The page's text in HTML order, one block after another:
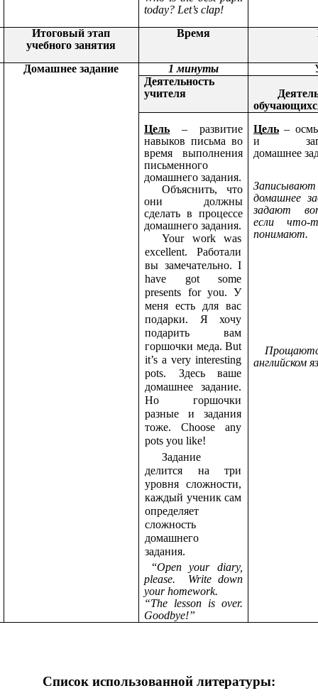
today? Let’s clap!
Итоговый этап
учебного занятия
Время
Домашнее задание 1 минуты
Деятельность
учителя
Цель
– развитие
навыков письма во
время выполнения
письменного
домашнего задания.
Объяснить, что
они должны
сделать в процессе
домашнего задания.
Your work was
excellent. Работали
вы замечательно. I
have got some
presents for you. У
меня есть для вас
подарки. Яхочу
подарить вам
горшочки меда. But
it’s a very interesting
pots. Здесь ваше
домашнее задание.
Но горшочки
разные и задания
тоже. Choose any
pots you like!
Задание
делится на три
уровня сложности,
каждый ученик сам
определяет
сложность
домашнего
задания.
“Open your diary,
please. Write down
your homework.
“The lesson is over.
Goodbye!”
Цель –
и
домашнее
Записывают
домашнее
задают
если что-
понимают.
английском
Список использованной литературы: